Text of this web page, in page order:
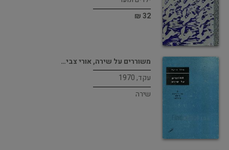
32 ₪
משוררים על שירה, אורי צבי…
עקד, 1970
שירה